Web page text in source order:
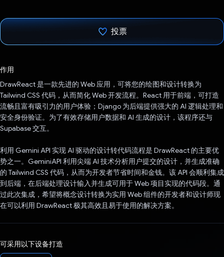
投票
作用
DrawReact 是一款先进的 Web 应用，可将您的绘图和设计转换为
Tailwind CSS 代码，从而简化 Web 开发流程。React 用于前端，可打造
流畅且富有吸引力的用户体验；Django 为后端提供强大的 AI 逻辑处理和
安全身份验证。为了有效存储用户数据和 AI 生成的设计，该程序还与
Supabase 交互。
利用 Gemini API 实现 AI 驱动的设计转代码流程是 DrawReact 的主要优
势之一。GeminiAPI 利用尖端 AI 技术分析用户提交的设计，并生成准确
的 Tailwind CSS 代码，从而为开发者节省时间和金钱。该 API 会顺利集成
到后端，在后端处理设计输入并生成可用于 Web 项目实现的代码段。通
过此次集成，希望将概念设计转换为实用 Web 组件的开发者和设计师现
在可以利用 DrawReact 极其高效且易于使用的解决方案。
可采用以下设备打造